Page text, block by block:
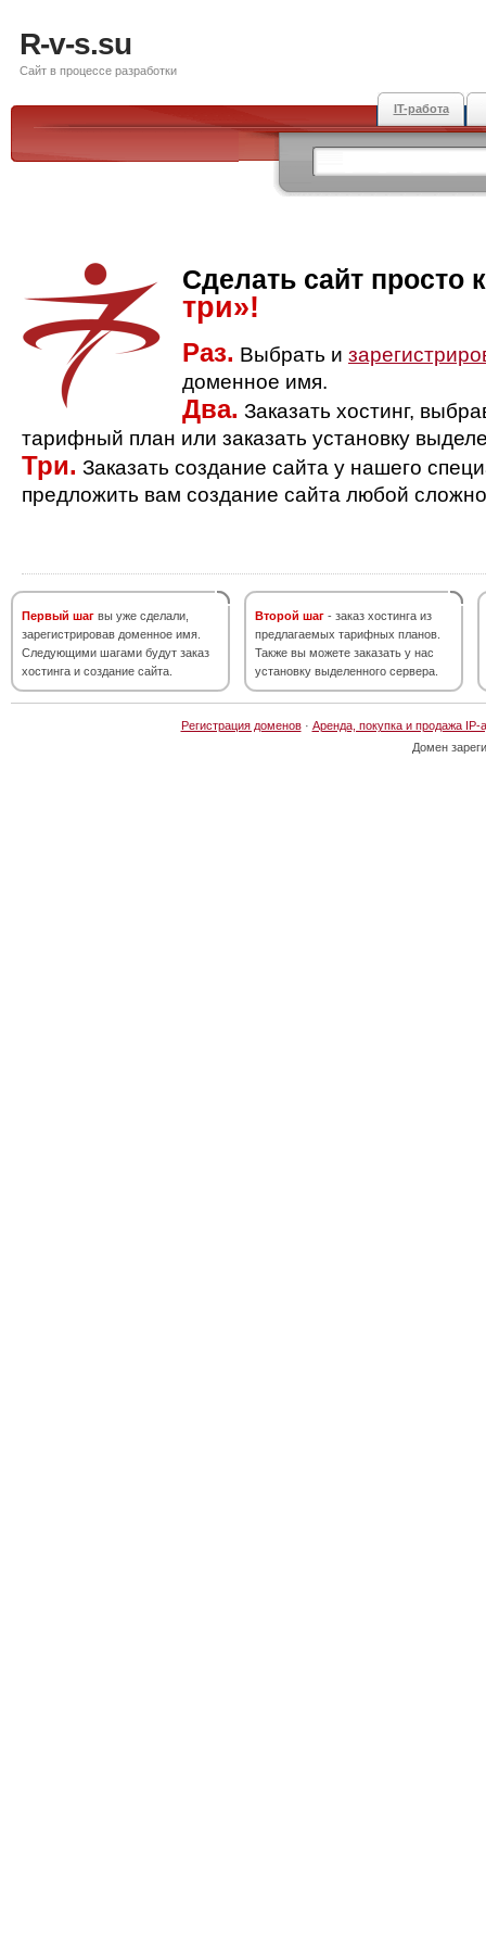
R-v-s.su
Сайт в процессе разработки
IT-работа
Сделать сайт просто
три»!
Раз. Выбрать и
доменное имя.
Два. Заказать хостинг,
тарифный план или заказать установку
Три. Заказать создание сайта у нашего
предложить вам создание сайта любой
Первый шаг вы уже сделали,
зарегистрировав доменное имя.
Следующими шагами будут заказ
хостинга и создание сайта.
Второй шаг - заказ хостинга из
предлагаемых тарифных планов.
Также вы можете заказать у нас
установку выделенного сервера.
Регистрация доменов· Аренда, покупка и продажа IP-
Домен